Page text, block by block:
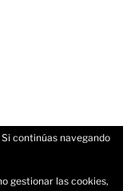
continúas navegando
gestionar las cookies,